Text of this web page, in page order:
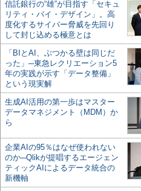
信託銀行の“雄”が目指す「セキュ
リティ・バイ・デザイン」。高
度化するサイバー脅威を先回り
して封じ込める極意とは
「BIとAI、ぶつかる壁は同じだ
った」─東急レクリエーション5
年の実践が示す「データ整備」
という現実解
生成AI活用の第一歩はマスター
データマネジメント（MDM）か
ら
企業AIの95％はなぜ使われない
のか─Qlikが提唱するエージェン
ティックAIによるデータ統合の
新機軸